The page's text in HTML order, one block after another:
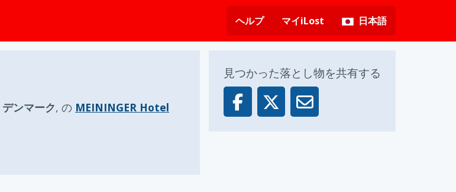
ヘルプ
マイiLost 日本語
ンマーク, の MEININGER Hotel
見つかった落とし物を共有する